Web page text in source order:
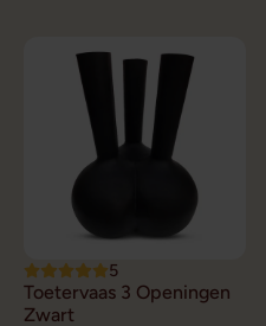
5
Toetervaas 3 Openingen
Zwart